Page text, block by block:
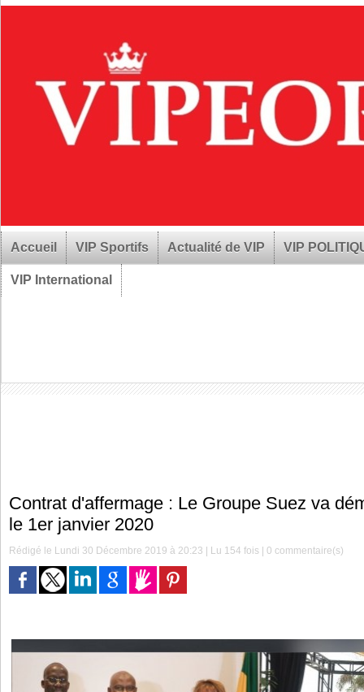
Accueil VIP Sportifs Actualité de VIP VIP
VIP International
Contrat d'affermage : Le Groupe Suez va
le 1er janvier 2020
Rédigé le Lundi 30 Décembre 2019 à 20:23 | Lu 154 fois |0 commentaire(s)